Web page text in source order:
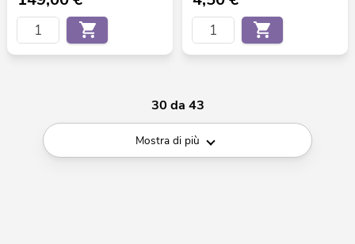
30 da 43
Mostra di più